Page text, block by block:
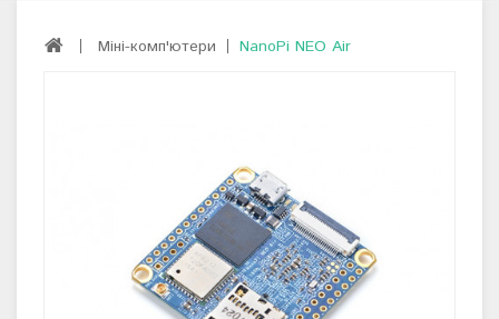
Міні-комп'ютери NanoPi NEO Air